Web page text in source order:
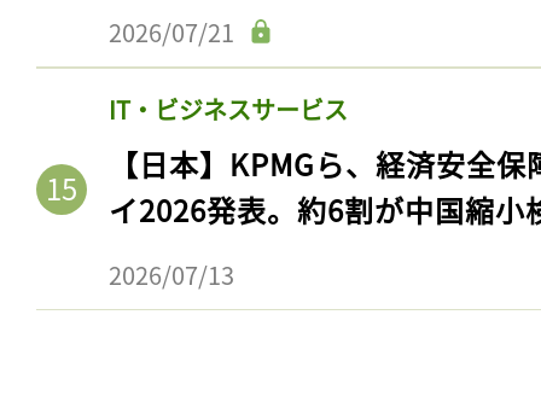
2026/07/21
IT・ビジネスサービス
【日本】KPMGら、経済安全
イ2026発表。約6割が中国縮小
2026/07/13